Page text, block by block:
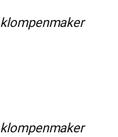
klompenmaker
klompenmaker